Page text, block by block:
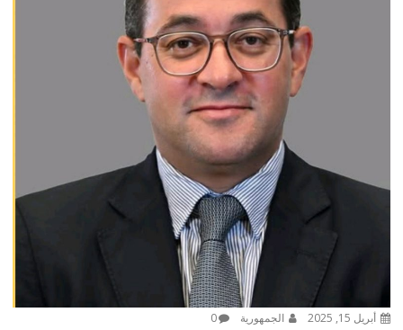
أبريل 15, 2025 الجمهورية 0